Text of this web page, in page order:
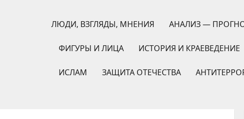
ЛЮДИ, ВЗГЛЯДЫ, МНЕНИЯ АНАЛИЗ —
ФИГУРЫ И ЛИЦА ИСТОРИЯ И КРАЕВЕДЕНИЕ
ИСЛАМ ЗАЩИТА ОТЕЧЕСТВА